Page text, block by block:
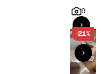
9
-21%